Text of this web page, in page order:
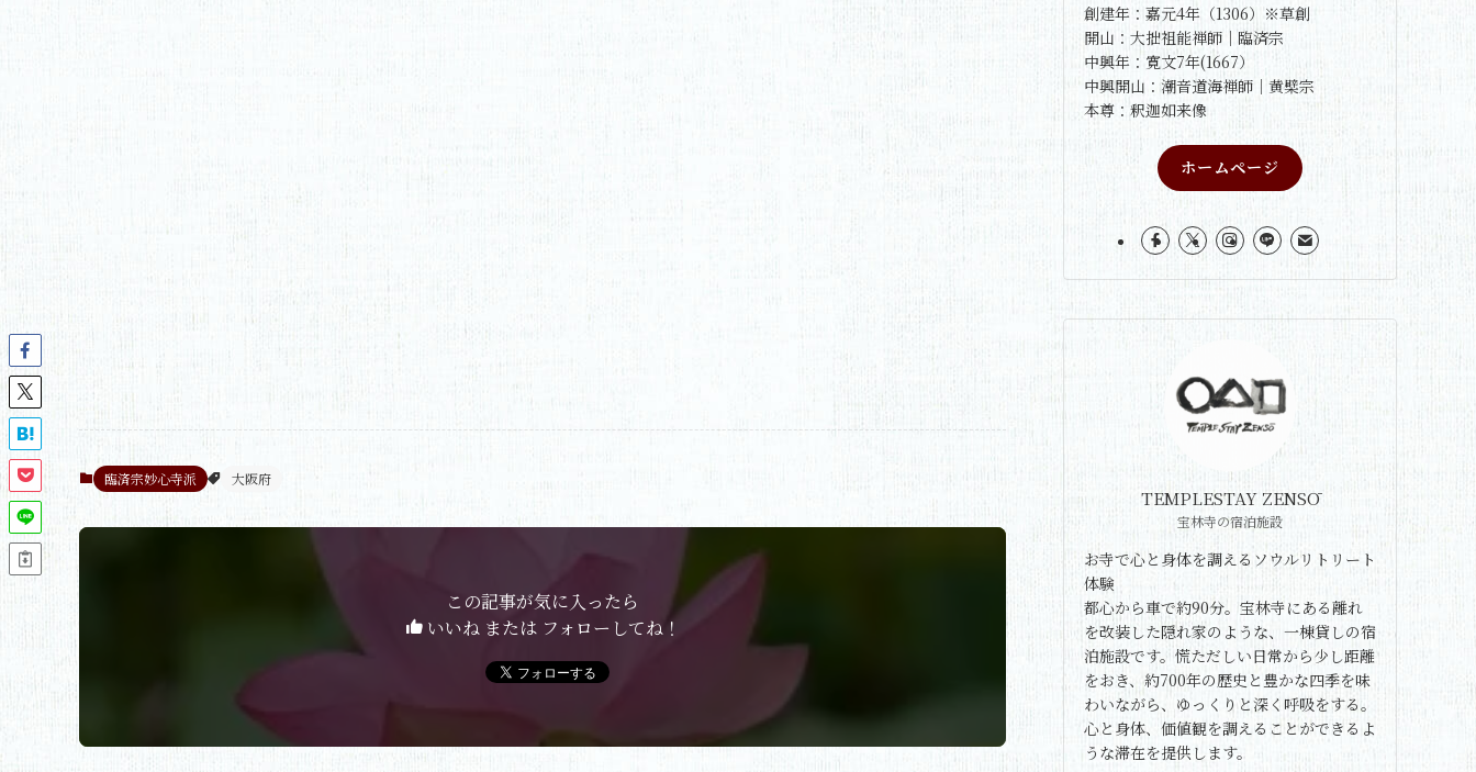
臨済宗妙心寺派 大阪府
この記事が気に入ったら
いいね または フォローしてね！
創建年：嘉元4年（1306）※草創
開山：大拙祖能禅師｜臨済宗
中興年：寛文7年(1667）
中興開山：潮音道海禅師｜黄檗宗
本尊：釈迦如来像
ホームページ
TEMPLESTAY ZENSŌ
宝林寺の宿泊施設
お寺で心と身体を調えるソウルリトリート
体験
都心から車で約90分。宝林寺にある離れ
を改装した隠れ家のような、一棟貸しの宿
泊施設です。慌ただしい日常から少し距離
をおき、約700年の歴史と豊かな四季を味
わいながら、ゆっくりと深く呼吸をする。
心と身体、価値観を調えることができるよ
うな滞在を提供します。